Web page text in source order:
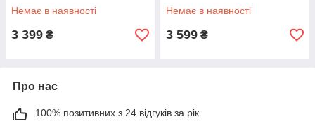
Немає в наявності
3 399 ₴
Немає в наявності
3 599 ₴
Про нас
100% позитивних з 24 відгуків за рік